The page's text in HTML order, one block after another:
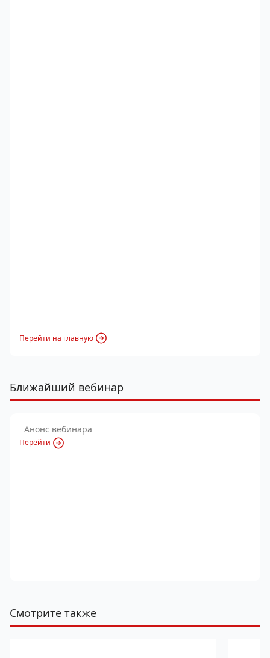
Перейти на главную
Ближайший вебинар
Анонс вебинара
Перейти
Смотрите также